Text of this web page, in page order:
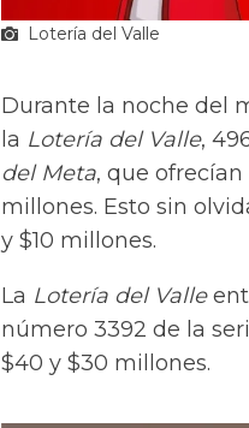
Lotería del Valle
Durante la noche del
la Lotería del Valle,
del Meta, que ofrecían
millones. Esto sin
y $10 millones.
La Lotería del Valle
número 3392 de la
$40 y $30 millones.